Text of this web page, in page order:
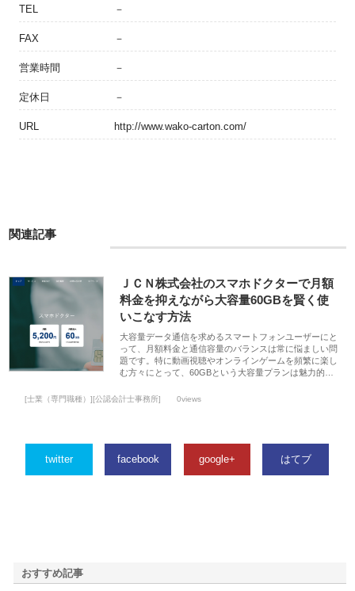
TEL －
FAX －
営業時間 －
定休日 －
URL http://www.wako-carton.com/
関連記事
ＪＣＮ株式会社のスマホドクターで月額
料金を抑えながら大容量60GBを賢く使
いこなす方法
大容量データ通信を求めるスマートフォンユーザーにと
って、月額料金と通信容量のバランスは常に悩ましい問
題です。特に動画視聴やオンラインゲームを頻繁に楽し
む方々にとって、60GBという大容量プランは魅力的…
[士業（専門職種）][公認会計士事務所] 0views
twitter facebook google+ はてブ
おすすめ記事